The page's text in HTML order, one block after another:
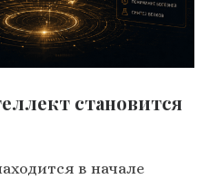
становится
в начале